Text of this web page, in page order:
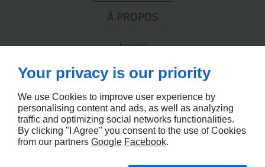
À PROPOS
Accueil
Mentions légales
SUIVEZ-NOUS
Your privacy is our priority
We use Cookies to improve user experience by
personalising content and ads, as well as analyzing
traffic and optimizing social networks functionalities.
By clicking "I Agree" you consent to the use of Cookies
from our partners Google Facebook.